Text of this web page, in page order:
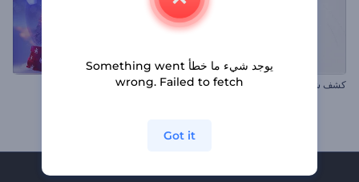
كشف شعار معماري عالم ثلج الكريسماس السحري
يوجد شيء ما خطأ Something went
wrong. Failed to fetch
Got it